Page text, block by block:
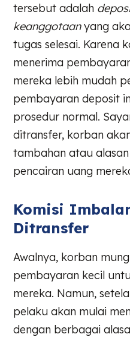
tersebut adalah
keanggotaanyang
tugas selesai. Karena
menerima
mereka lebih mudah
pembayaran deposit
prosedur normal.
ditransfer, korban
tambahan atau
pencairan uang
Komisi
Ditransfer
Awalnya, korban
pembayaran kecil
mereka. Namun,
pelaku akan mulai
dengan berbagai